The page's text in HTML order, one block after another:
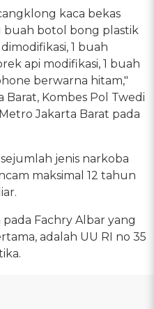
kaca bekas
buah botol bong plastik
1 buah
api modifikasi, 1 buah
berwarna hitam,"
Barat, Kombes Pol Twedi
Jakarta Barat pada
jenis narkoba
maksimal 12 tahun
Fachry Albar yang
adalah UU RI no 35